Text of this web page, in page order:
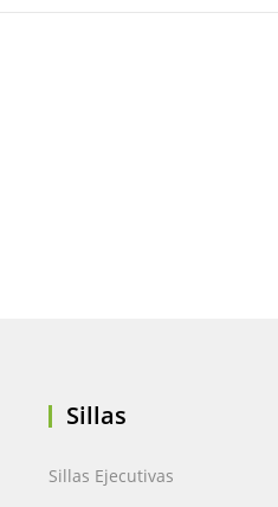
Sillas
Sillas Ejecutivas